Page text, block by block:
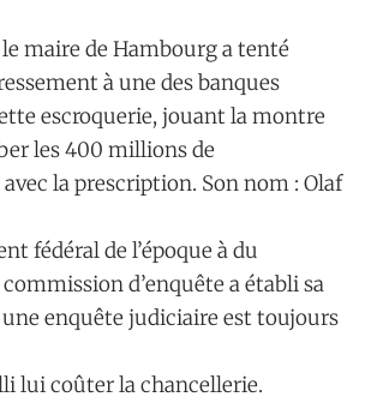
maire de Hambourg a tenté
à une des banques
escroquerie, jouant la montre
les 400 millions de
la prescription. Son nom : Olaf
fédéral de l’époque à du
d’enquête a établi sa
enquête judiciaire est toujours
lui coûter la chancellerie.